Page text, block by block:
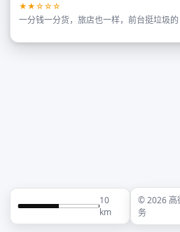
★★☆☆☆
一分钱一分货，旅店也一样，前台挺垃圾的
10
km
© 2026 高
务